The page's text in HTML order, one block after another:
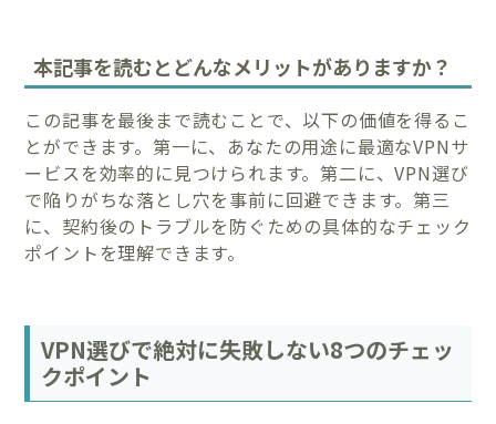
本記事を読むとどんなメリットがありますか？
この記事を最後まで読むことで、以下の価値を得るこ
とができます。第一に、あなたの用途に最適なVPNサ
ービスを効率的に見つけられます。第二に、VPN選び
で陥りがちな落とし穴を事前に回避できます。第三
に、契約後のトラブルを防ぐための具体的なチェック
ポイントを理解できます。
VPN選びで絶対に失敗しない8つのチェッ
クポイント